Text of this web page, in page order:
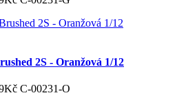
2S - Oranžová 1/12
C-00231-O